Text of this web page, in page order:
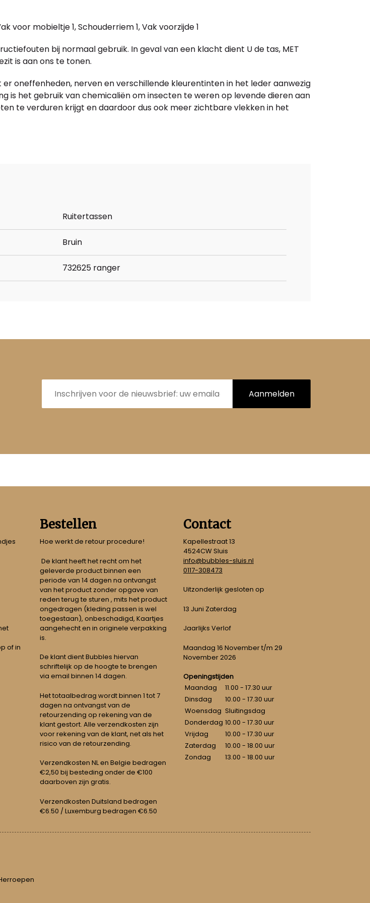
voor mobieltje 1, Schouderriem 1, Vak voorzijde 1
bij normaal gebruik. In geval van een klacht dient U de tas, MET
is aan ons te tonen.
oneffenheden, nerven en verschillende kleurentinten in het leder aanwezig
is het gebruik van chemicaliën om insecten te weren op levende dieren aan
te verduren krijgt en daardoor dus ook meer zichtbare vlekken in het
Ruitertassen
Bruin
732625 ranger
E-
mailadres Aanmelden
of in
Bestellen
Hoe werkt de retour procedure!
De klant heeft het recht om het
geleverde product binnen een
periode van 14 dagen na ontvangst
van het product zonder opgave van
reden terug te sturen , mits het product
ongedragen (kleding passen is wel
toegestaan), onbeschadigd, Kaartjes
aangehecht en in originele verpakking
is.
De klant dient Bubbles hiervan
schriftelijk op de hoogte te brengen
via email binnen 14 dagen.
Het totaalbedrag wordt binnen 1 tot 7
dagen na ontvangst van de
retourzending op rekening van de
klant gestort. Alle verzendkosten zijn
voor rekening van de klant, net als het
risico van de retourzending.
Verzendkosten NL en Belgie bedragen
€2,50 bij besteding onder de €100
daarboven zijn gratis.
Verzendkosten Duitsland bedragen
€6.50 / Luxemburg bedragen €6.50
Contact
Kapellestraat 13
4524CW Sluis
info@bubbles-sluis.nl
0117-308473
Uitzonderlijk gesloten op
13 Juni Zaterdag
Jaarlijks Verlof
Maandag 16 November t/m 29
November 2026
Openingstijden
Maandag
11.00 - 17.30 uur
Dinsdag
10.00 - 17.30 uur
Woensdag Sluitingsdag
Donderdag 10.00 - 17.30 uur
Vrijdag
10.00 - 17.30 uur
Zaterdag
10.00 - 18.00 uur
Zondag
13.00 - 18.00 uur